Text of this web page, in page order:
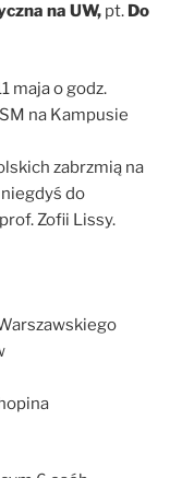
na UW, pt. Do
maja o godz.
na Kampusie
zabrzmią na
do
Zofii Lissy.